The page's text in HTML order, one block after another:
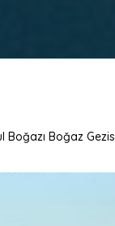
Boğaz